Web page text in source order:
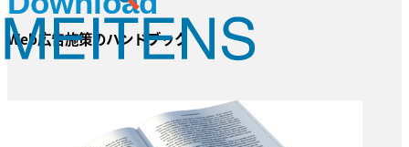
Web広告施策のハンドブック